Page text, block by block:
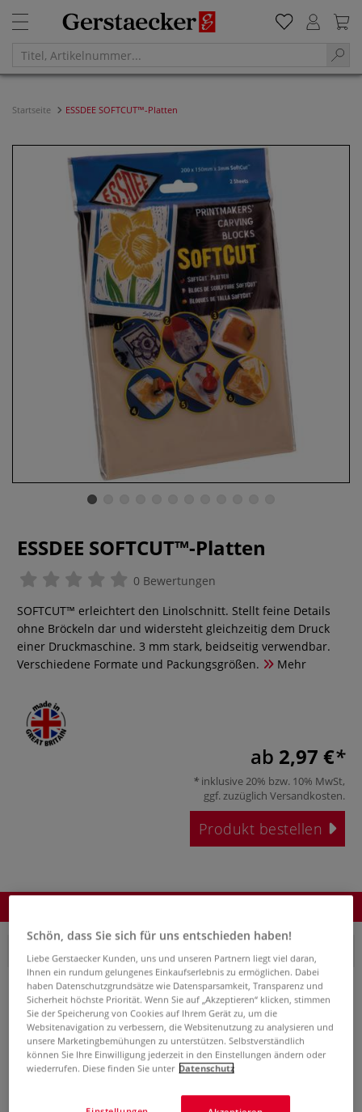
Startseite ESSDEE SOFTCUT™-Platten
ESSDEE SOFTCUT™-Platten
0 Bewertungen
SOFTCUT™ erleichtert den Linolschnitt. Stellt feine Details
ohne Bröckeln dar und widersteht gleichzeitig dem Druck
einer Druckmaschine. 3 mm stark, beidseitig verwendbar.
Verschiedene Formate und Packungsgrößen.
Mehr
ab 2,97 €
inklusive 20% bzw. 10% MwSt,
ggf. zuzüglich Versandkosten.
Produkt bestellen
10er-Packung
Bestell-Nr.08-55724
Schön, dass Sie sich für uns entschieden haben!
Liebe Gerstaecker Kunden, uns und unseren Partnern liegt viel daran,
Ihnen ein rundum gelungenes Einkaufserlebnis zu ermöglichen. Dabei
haben Datenschutzgrundsätze wie Datensparsamkeit, Transparenz und
Sicherheit höchste Priorität. Wenn Sie auf „Akzeptieren“ klicken, stimmen
Sie der Speicherung von Cookies auf Ihrem Gerät zu, um die
Websitenavigation zu verbessern, die Websitenutzung zu analysieren und
unsere Marketingbemühungen zu unterstützen. Selbstverständlich
können Sie Ihre Einwilligung jederzeit in den Einstellungen ändern oder
wiederrufen. Diese finden Sie unter Datenschutz